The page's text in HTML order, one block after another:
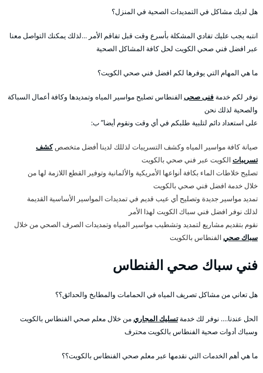
هل لديك مشاكل في التمديدات الصحية في المنزل؟
انتبه يجب عليك تفادي المشكلة بأسرع وقت قبل تفاقم الأمر …لذلك يمكنك التواصل معنا
عبر افضل فني صحي الكويت لحل كافة المشاكل الصحية
ما هي المهام التي يوفرها لكم افضل فني صحي الكويت؟
نوفر لكم خدمةفنى صحىالفنطاس تصليح مواسير المياه وتمديدها وكافة أعمال السباكة
والصحية لذلك نحن
على استعداد دائم لتلبية طلبكم في أي وقت ونقوم أيضا” ب:
صيانة كافة مواسير المياه وكشف التسريبات لذللك لدينا أفضل متخصصكشف
تسريباتالكويت عبر فني صحي بالكويت
تصليح خلاطات الماء بكافة أنواعها الأمريكية والألمانية وتوفير القطع اللازمة لها من
خلال خدمة افضل فني صحي بالكويت
تمديد مواسير جديدة وتصليح أي عيب قديم في تمديدات المواسير الأساسية القديمة
لذلك نوفر افضل فني سباك الكويت لهذا الأمر
نقوم بتقديم مشاريع لتمديد وتشطيب مواسير المياه وتمديدات الصرف الصحي من خلال
سباك صحيالفنطاس بالكويت
فني سباك صحي الفنطاس
هل تعاني من مشاكل تصريف المياه في الحمامات والمطابخ والحدائق؟؟
الحل عندنا…. نوفر لك خدمةتسليك المجاريمن خلال معلم صحي الفنطاس بالكويت
وسباك أدوات صحية الفنطاس بالكويت محترف
ما هي أهم الخدمات التي نقدمها عبر معلم صحي الفنطاس بالكويت؟؟